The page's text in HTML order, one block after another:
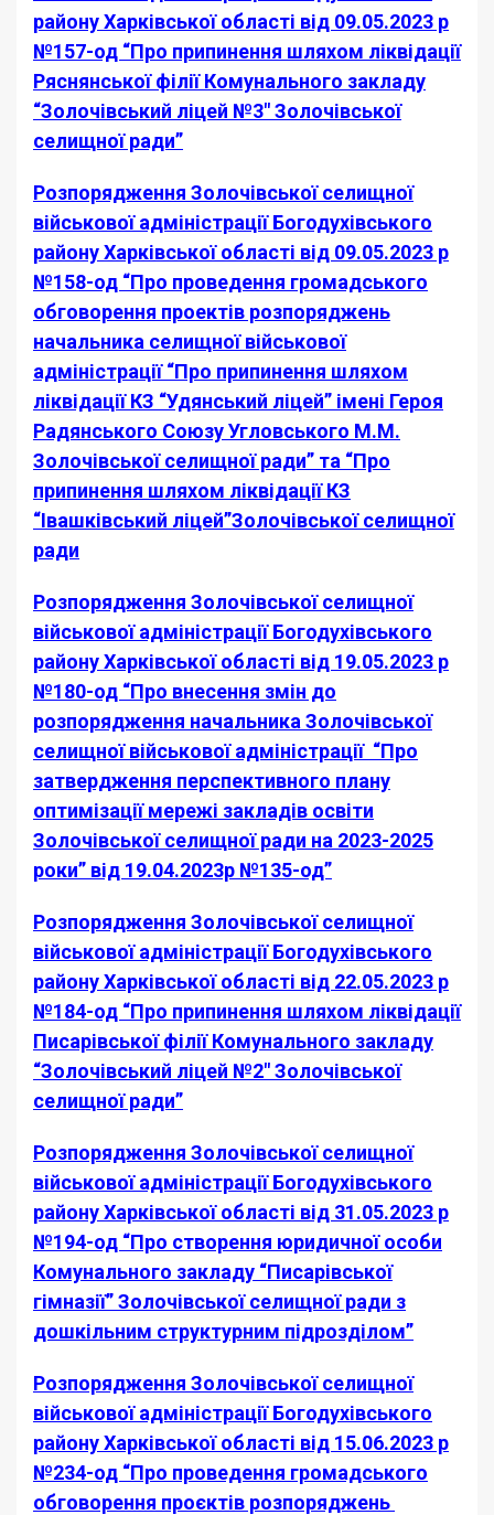
району Харківської області від 09.05.2023 р
№157-од “Про припинення шляхом ліквідації
Ряснянської філії Комунального закладу
“Золочівський ліцей №3″ Золочівської
селищної ради”
Розпорядження Золочівської селищної
військової адміністрації Богодухівського
району Харківської області від 09.05.2023 р
№158-од “Про проведення громадського
обговорення проектів розпоряджень
начальника селищної військової
адміністрації “Про припинення шляхом
ліквідації КЗ “Удянський ліцей” імені Героя
Радянського Союзу Угловського М.М.
Золочівської селищної ради” та “Про
припинення шляхом ліквідації КЗ
“Івашківський ліцей”Золочівської селищної
ради
Розпорядження Золочівської селищної
військової адміністрації Богодухівського
району Харківської області від 19.05.2023 р
№180-од “Про внесення змін до
розпорядження начальника Золочівської
селищної військової адміністрації “Про
затвердження перспективного плану
оптимізації мережі закладів освіти
Золочівської селищної ради на 2023-2025
роки” від 19.04.2023р №135-од”
Розпорядження Золочівської селищної
військової адміністрації Богодухівського
району Харківської області від 22.05.2023 р
№184-од “Про припинення шляхом ліквідації
Писарівської філії Комунального закладу
“Золочівський ліцей №2″ Золочівської
селищної ради”
Розпорядження Золочівської селищної
військової адміністрації Богодухівського
району Харківської області від 31.05.2023 р
№194-од “Про створення юридичної особи
Комунального закладу “Писарівської
гімназії” Золочівської селищної ради з
дошкільним структурним підрозділом”
Розпорядження Золочівської селищної
військової адміністрації Богодухівського
району Харківської області від 15.06.2023 р
№234-од “Про проведення громадського
обговорення проєктів розпоряджень